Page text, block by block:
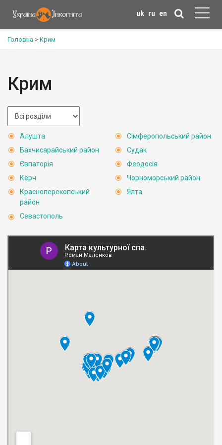
uk ru en
Головна > Крим
Крим
Алушта
Бахчисарайський район
Євпаторія
Керч
Красноперекопський
район
Севастополь
Сімферопольський район
Судак
Феодосія
Чорноморський район
Ялта